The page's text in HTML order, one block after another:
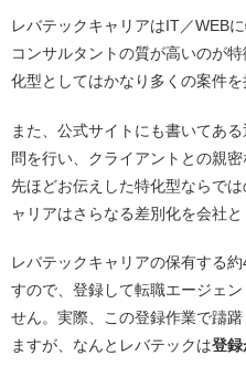
レバテックキャリアはIT／WEB
コンサルタントの質が高いのが
化型としてはかなり多くの案件を
また、公式サイトにも書いてある
問を行い、クライアントとの親
先ほどお伝えした特化型ならで
ャリアはさらなる差別化を会社
レバテックキャリアの保有する
すので、登録して転職エージェ
せん。実際、この登録作業で躊
ますが、なんとレバテックは登録